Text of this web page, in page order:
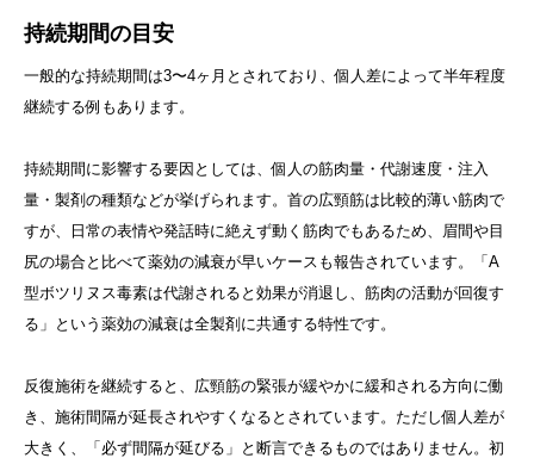
持続期間の目安
一般的な持続期間は3〜4ヶ月とされており、個人差によって半年程度
継続する例もあります。
持続期間に影響する要因としては、個人の筋肉量・代謝速度・注入
量・製剤の種類などが挙げられます。首の広頸筋は比較的薄い筋肉で
すが、日常の表情や発話時に絶えず動く筋肉でもあるため、眉間や目
尻の場合と比べて薬効の減衰が早いケースも報告されています。「A
型ボツリヌス毒素は代謝されると効果が消退し、筋肉の活動が回復す
る」という薬効の減衰は全製剤に共通する特性です。
反復施術を継続すると、広頸筋の緊張が緩やかに緩和される方向に働
き、施術間隔が延長されやすくなるとされています。ただし個人差が
大きく、「必ず間隔が延びる」と断言できるものではありません。初